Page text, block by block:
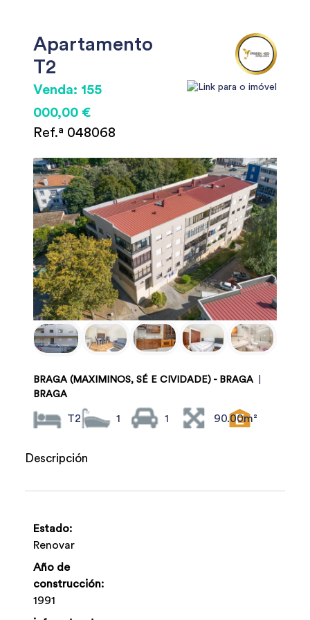
Apartamento
T2
Venda: 155
000,00 €
Ref.ª 048068
BRAGA (MAXIMINOS, SÉ E CIVIDADE) - BRAGA
BRAGA
T2 1 1 90.00m²
Descripción
Estado:
Renovar
Año de
construcción:
1991